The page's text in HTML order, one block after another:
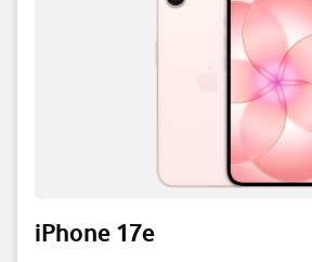
iPhone 17e